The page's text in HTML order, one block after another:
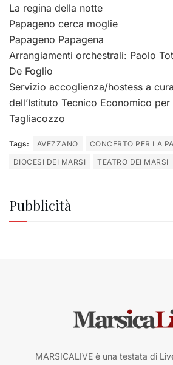
La regina della notte
Papageno cerca moglie
Papageno Papagena
Arrangiamenti orchestrali: Paolo
De Foglio
Servizio accoglienza/hostess a
dell’Istituto Tecnico Economico
Tagliacozzo
Tags: AVEZZANO
CONCERTO PER LA
DIOCESI DEI MARSI
TEATRO DEI MARSI
Pubblicità
MARSICALIVE è una testata di